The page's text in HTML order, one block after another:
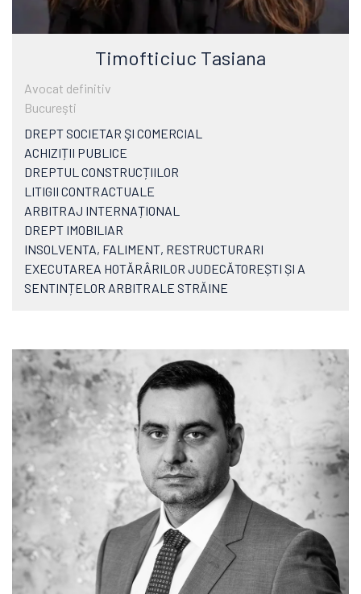
Timofticiuc Tasiana
Avocat definitiv
Bucureşti
DREPT SOCIETAR ŞI COMERCIAL
ACHIZIȚII PUBLICE
DREPTUL CONSTRUCȚIILOR
LITIGII CONTRACTUALE
ARBITRAJ INTERNAȚIONAL
DREPT IMOBILIAR
INSOLVENTA, FALIMENT, RESTRUCTURARI
EXECUTAREA HOTĂRÂRILOR JUDECĂTOREȘTI ȘI A
SENTINȚELOR ARBITRALE STRĂINE